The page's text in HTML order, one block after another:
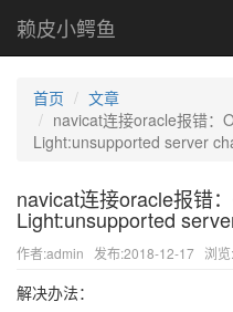
赖皮小鳄鱼
首页
文章
navicat连接oracle报错：
Light:unsupported server
navicat连接oracle报错
Light:unsupported
作者:admin 发布:2018-12-17 浏
解决办法：